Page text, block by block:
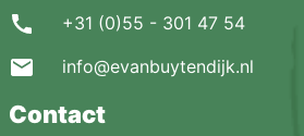
+31 (0)55 - 301 47 54
info@evanbuytendijk.nl
Contact